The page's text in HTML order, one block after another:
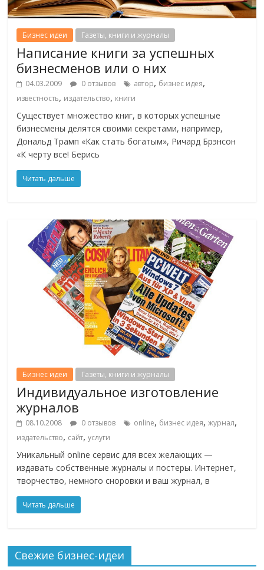
Бизнес идеи Газеты, книги и журналы
Написание книги за успешных
бизнесменов или о них
04.03.2009 0 отзывов автор, бизнес идея,
известность, издательство, книги
Существует множество книг, в которых успешные
бизнесмены делятся своими секретами, например,
Дональд Трамп «Как стать богатым», Ричард Брэнсон
«К черту все! Берись
Читать дальше
Бизнес идеи Газеты, книги и журналы
Индивидуальное изготовление
журналов
08.10.2008 0 отзывов online, бизнес идея,журнал,
издательство, сайт,услуги
Уникальный online сервис для всех желающих —
издавать собственные журналы и постеры. Интернет,
творчество, немного сноровки и ваш журнал, в
Читать дальше
Свежие бизнес-идеи